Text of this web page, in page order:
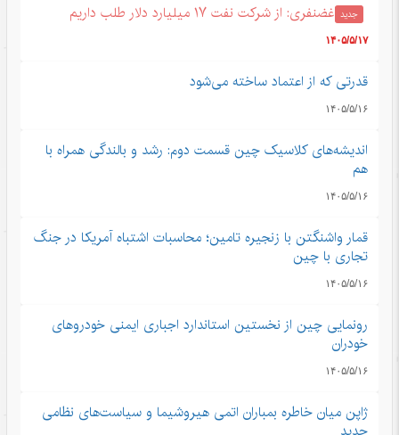
جدید غضنفری: از شرکت نفت ۱۷ میلیارد دلار طلب داریم
۱۴۰۵/۵/۱۷
قدرتی که از اعتماد ساخته می‌شود
۱۴۰۵/۵/۱۶
اندیشه‌های کلاسیک چین قسمت دوم: رشد و بالندگی همراه با
هم
۱۴۰۵/۵/۱۶
قمار واشنگتن با زنجیره تامین؛ محاسبات اشتباه آمریکا در جنگ
تجاری با چین
۱۴۰۵/۵/۱۶
رونمایی چین از نخستین استاندارد اجباری ایمنی خودروهای
خودران
۱۴۰۵/۵/۱۶
ژاپن میان خاطره بمباران اتمی هیروشیما و سیاست‌های نظامی